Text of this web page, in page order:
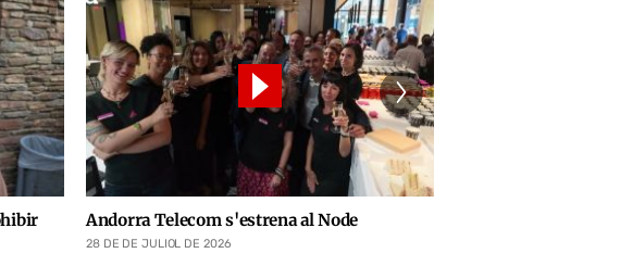
Andorra Telecom s'estrena al Node
28 DE DE JULIOL DE 2026